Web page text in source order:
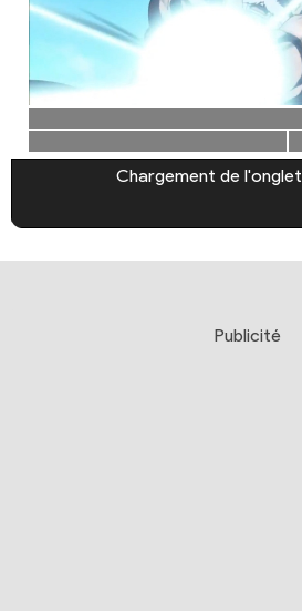
Chargement de l'onglet
Publicité